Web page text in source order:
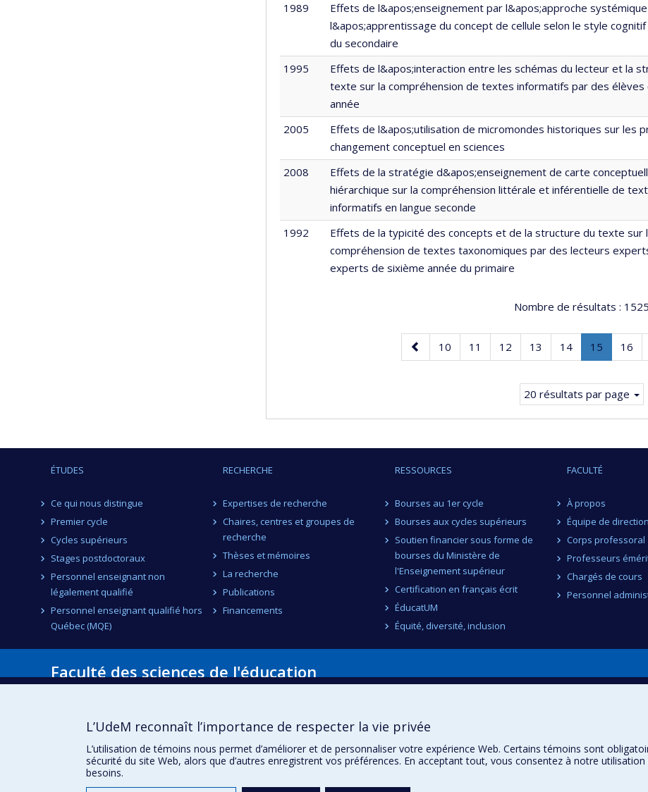
1989
Effets de l&apos;enseignement par l&apos;approche
l&apos;apprentissage du concept de cellule selon le style
du secondaire
1995
Effets de l&apos;interaction entre les schémas du lecteur et la
texte sur la compréhension de textes informatifs par des élèves
année
2005
Effets de l&apos;utilisation de micromondes historiques sur les
changement conceptuel en sciences
2008
Effets de la stratégie d&apos;enseignement de carte
hiérarchique sur la compréhension littérale et inférentielle de
informatifs en langue seconde
1992
Effets de la typicité des concepts et de la structure du texte sur
compréhension de textes taxonomiques par des lecteurs
experts de sixième année du primaire
Nombre de résultats : 1525
Page
précédente
Page
10 Page
11 Page
12 Page
13 Page
14 Page
15
Page
courante.
Page
16
20 résultats par page
ÉTUDES
Ce qui nous distingue
Premier cycle
Cycles supérieurs
Stages postdoctoraux
Personnel enseignant non
légalement qualifié
Personnel enseignant qualifié hors
Québec (MQE)
RECHERCHE
Expertises de recherche
Chaires, centres et groupes de
recherche
Thèses et mémoires
La recherche
Publications
Financements
RESSOURCES
Bourses au 1er cycle
Bourses aux cycles supérieurs
Soutien financier sous forme de
bourses du Ministère de
l'Enseignement supérieur
Certification en français écrit
ÉducatUM
Équité, diversité, inclusion
FACULTÉ
À propos
Équipe de direction
Corps professoral
Professeurs
Chargés de cours
Personnel
Faculté des sciences de l'éducation
Montréal (Québec) H2V 2S9
L’UdeM reconnaît l’importance de respecter la vie privée
L’utilisation de témoins nous permet d’améliorer et de personnaliser votre expérience Web. Certains témoins sont
sécurité du site Web, alors que d’autres enregistrent vos préférences. En acceptant tout, vous consentez à notre
besoins.